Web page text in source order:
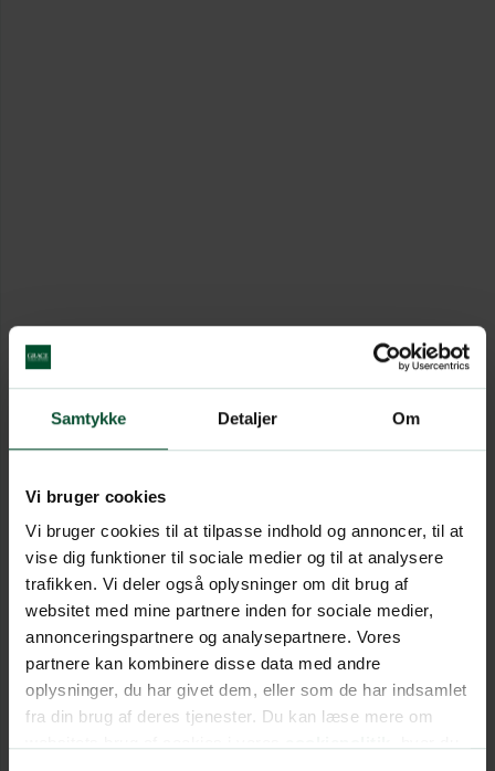
Samtykke Detaljer Om
Vi bruger cookies
Vi bruger cookies til at tilpasse indhold og annoncer, til at
vise dig funktioner til sociale medier og til at analysere
trafikken. Vi deler også oplysninger om dit brug af
websitet med mine partnere inden for sociale medier,
annonceringspartnere og analysepartnere. Vores
partnere kan kombinere disse data med andre
oplysninger, du har givet dem, eller som de har indsamlet
fra din brug af deres tjenester. Du kan læse mere om